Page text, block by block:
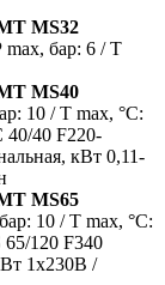
MS32
бар: 6 / T
MS40
10 / T max, °С:
40 F220-
кВт 0,11-
MS65
10 / T max, °С:
120 F340
1х230В /